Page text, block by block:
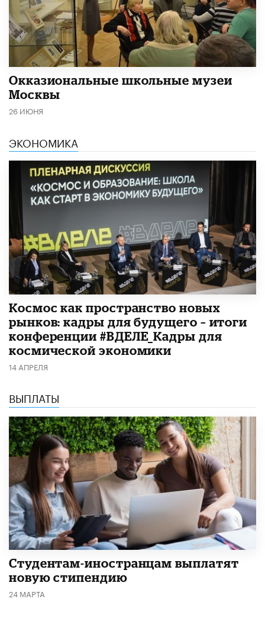
​Окказиональные школьные музеи
Москвы
26 ИЮНЯ
ЭКОНОМИКА
Космос как пространство новых
рынков: кадры для будущего – итоги
конференции #ВДЕЛЕ_Кадры для
космической экономики
14 АПРЕЛЯ
ВЫПЛАТЫ
Студентам-иностранцам выплатят
новую стипендию
24 МАРТА